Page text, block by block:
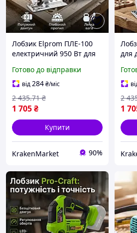
Лобзик Elprom ПЛЕ-100
електричний 950 Вт для
металу, глибина пропилу
100 мм, для дому та
майстерні
Готово до відправки
від284₴/міс
1 705₴
2 435.71 ₴
Купити
KrakenMarket 90%
для
Вт,
та
1
2